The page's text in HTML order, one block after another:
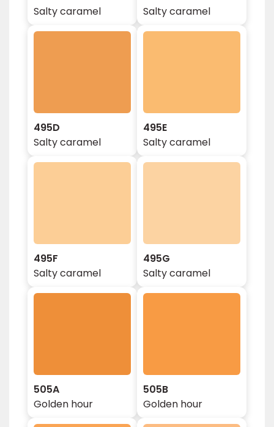
Salty caramel
Salty caramel
495D
Salty caramel
495E
Salty caramel
495F
Salty caramel
495G
Salty caramel
505A
Golden hour
505B
Golden hour